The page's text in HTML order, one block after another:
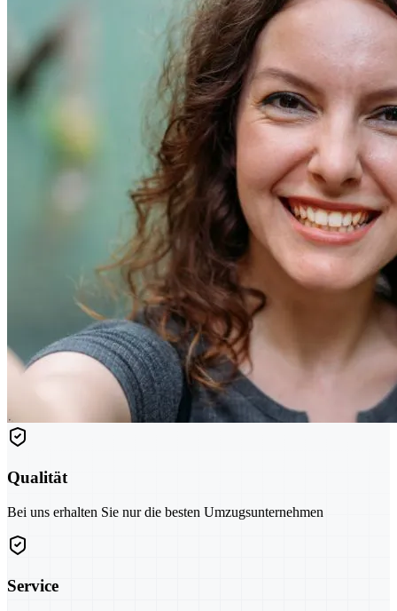
Qualität
Bei uns erhalten Sie nur die besten Umzugsunternehmen
Service